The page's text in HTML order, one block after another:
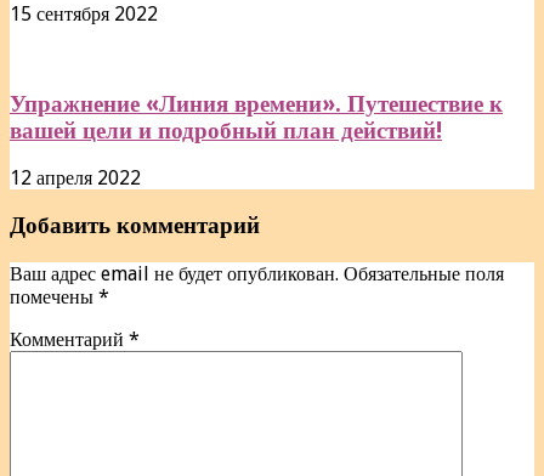
15 сентября 2022
Упражнение «Линия времени». Путешествие к
вашей цели и подробный план действий!
12 апреля 2022
Добавить комментарий
Ваш адрес email не будет опубликован. Обязательные поля
помечены *
Комментарий *